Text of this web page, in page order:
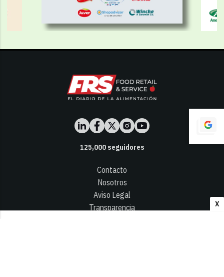
X
125,000seguidores
Contacto
Nosotros
Aviso Legal
Transparencia